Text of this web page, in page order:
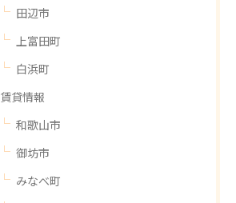
田辺市
上富田町
白浜町
賃貸情報
和歌山市
御坊市
みなべ町